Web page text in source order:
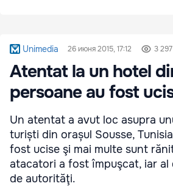
Unimedia 26 июня 2015, 17:12 3 297
Atentat la un hotel
persoane au fost
Un atentat a avut loc asupra
turiști din orașul Sousse,
fost ucise şi mai multe sunt
atacatori a fost împuşcat, iar al
de autorităţi.